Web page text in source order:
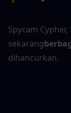
Spycam
sekarang
dihancurkan.